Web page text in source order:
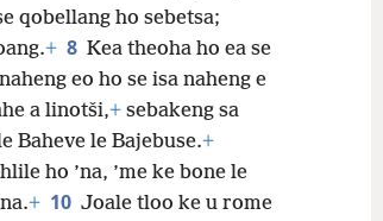
qobellang ho sebetsa;
+ 8 Kea theoha ho ea se
eo ho se isa naheng e
a linotši,+ sebakeng sa
Baheve le Bajebuse.+
ho ’na, ’me ke bone le
+ 10 Joale tloo ke u rome